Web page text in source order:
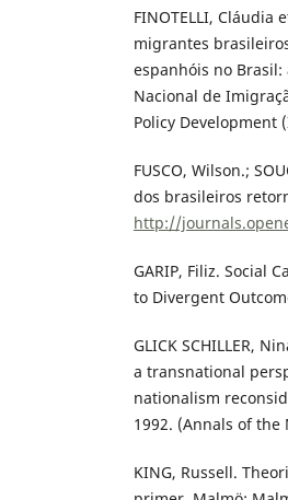
FINOTELLI, Cláudia
migrantes
espanhóis no Brasil:
Nacional de
Policy Development
FUSCO, Wilson.;
dos brasileiros
http://
GARIP, Filiz. Social
to Divergent
GLICK SCHILLER,
a transnational
nationalism
1992. (Annals of the
KING, Russell.